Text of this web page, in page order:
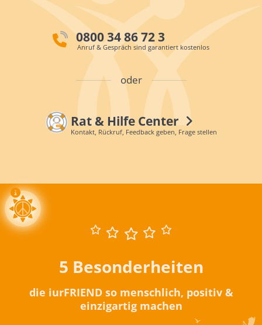
0800 34 86 72 3
Anruf & Gespräch sind garantiert kostenlos
oder
Rat & Hilfe Center
Kontakt, Rückruf, Feedback geben, Frage stellen
5 Besonderheiten
die iurFRIEND so menschlich, positiv &
einzigartig machen